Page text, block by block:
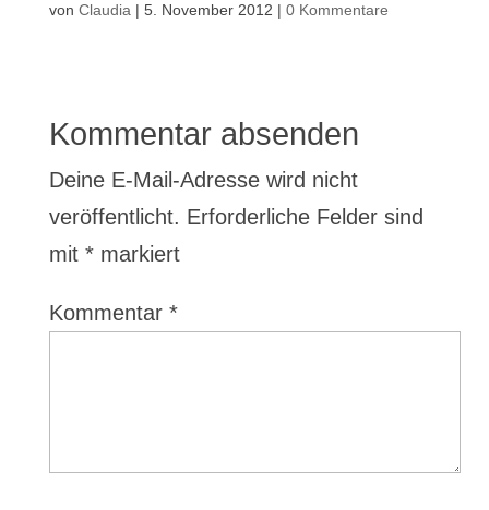
von Claudia | 5. November 2012 | 0 Kommentare
Kommentar absenden
Deine E-Mail-Adresse wird nicht
veröffentlicht. Erforderliche Felder sind
mit *markiert
Kommentar *